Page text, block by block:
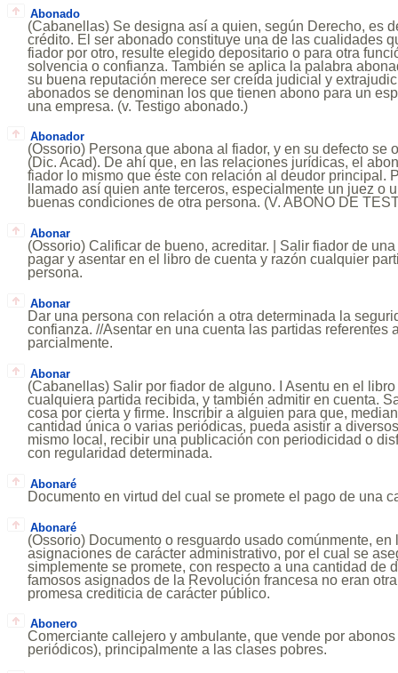
Abonado
(Cabanellas) Se designa así a quien, según Derecho, es
crédito. El ser abonado constituye una de las cualidades
fiador por otro, resulte elegido depositario o para otra
solvencia o confianza. También se aplica la palabra
su buena reputación merece ser creída judicial y
abonados se denominan los que tienen abono para un
una empresa. (v. Testigo abonado.)
Abonador
(Ossorio) Persona que abona al fiador, y en su defecto se
(Dic. Acad). De ahí que, en las relaciones jurídicas, el
fiador lo mismo que éste con relación al deudor principal.
llamado así quien ante terceros, especialmente un juez o
buenas condiciones de otra persona. (V. ABONO DE
Abonar
(Ossorio) Calificar de bueno, acreditar. | Salir fiador de
pagar y asentar en el libro de cuenta y razón cualquier
persona.
Abonar
Dar una persona con relación a otra determinada la
confianza. //Asentar en una cuenta las partidas referentes
parcialmente.
Abonar
(Cabanellas) Salir por fiador de alguno. I Asentu en el
cualquiera partida recibida, y también admitir en cuenta.
cosa por cierta y firme. Inscribir a alguien para que,
cantidad única o varias periódicas, pueda asistir a
mismo local, recibir una publicación con periodicidad o
con regularidad determinada.
Abonaré
Documento en virtud del cual se promete el pago de una
Abonaré
(Ossorio) Documento o resguardo usado comúnmente,
asignaciones de carácter administrativo, por el cual se
simplemente se promete, con respecto a una cantidad de
famosos asignados de la Revolución francesa no eran
promesa crediticia de carácter público.
Abonero
Comerciante callejero y ambulante, que vende por
periódicos), principalmente a las clases pobres.